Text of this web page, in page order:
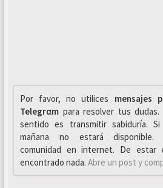
Por favor, no utilices mensajes
Telegrαm para resolver tus dudas.
sentido es transmitir sabiduría.
mañana no estará disponible.
comunidad en internet. De estar
encontrado nada. Abre un post y